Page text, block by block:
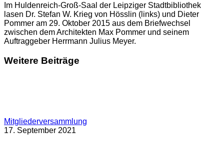
Im Huldenreich-Groß-Saal der Leipziger Stadtbibliothek
lasen Dr. Stefan W. Krieg von Hösslin (links) und Dieter
Pommer am 29. Oktober 2015 aus dem Briefwechsel
zwischen dem Architekten Max Pommer und seinem
Auftraggeber Herrmann Julius Meyer.
Weitere Beiträge
Mitgliederversammlung
17. September 2021